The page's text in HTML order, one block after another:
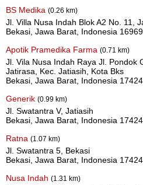
BS Medika (0.26 km)
Jl. Villa Nusa Indah Blok A2 No. 11,
Bekasi, Jawa Barat, Indonesia 16969
Apotik Pramedika Farma (0.71 km)
Jl. Vila Nusa Indah Raya Jl. Pondok
Jatirasa, Kec. Jatiasih, Kota Bks
Bekasi, Jawa Barat, Indonesia 17424
Generik (0.99 km)
Jl. Swatantra V, Jatiasih
Bekasi, Jawa Barat, Indonesia 17424
Ratna (1.07 km)
Jl. Swatantra 5, Bekasi
Bekasi, Jawa Barat, Indonesia 17424
Nusa Indah (1.31 km)